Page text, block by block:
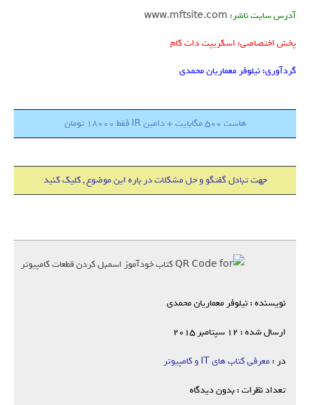
آدرس سایت ناشر:
پخش اختصاصی: اسکریپت دات کام
گردآوری: نیلوفر معماریان محمدی
هاست 500 مگابایت + دامین IR فقط 18000 تومان
جهت تبادل گفتگو و حل مشکلات در باره این موضوع , کلیک کنید
نویسنده : نیلوفر معماریان محمدی
ارسال شده : 12 سپتامبر 2015
در :معرفی کتاب های IT و کامپیوتر
تعداد نظرات : بدون دیدگاه